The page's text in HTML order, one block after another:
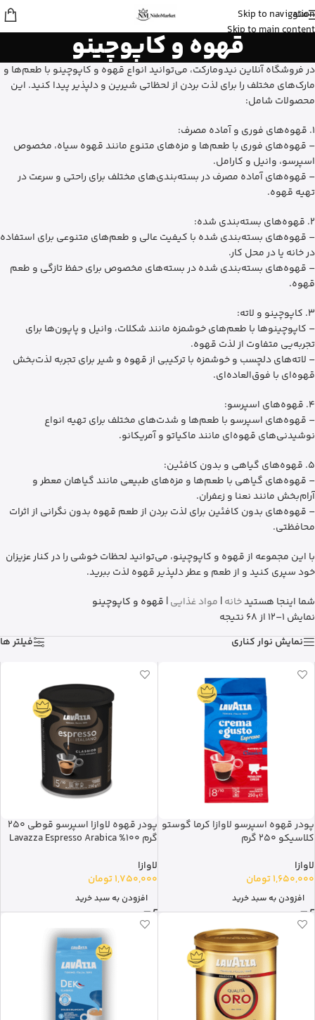
Skip to navigation
Skip to main content
منو
قهوه و کاپوچینو
در فروشگاه آنلاین نیدومارکت، می‌توانید انواع قهوه و کاپوچینو با طعم‌ها و
مارک‌های مختلف را برای لذت بردن از لحظاتی شیرین و دلپذیر پیدا کنید. این
محصولات شامل:
1. قهوه‌های فوری و آماده مصرف:
– قهوه‌های فوری با طعم‌ها و مزه‌های متنوع مانند قهوه سیاه، مخصوص
اسپرسو، وانیل و کارامل.
– قهوه‌های آماده مصرف در بسته‌بندی‌های مختلف برای راحتی و سرعت در
تهیه قهوه.
2. قهوه‌های بسته‌بندی شده:
– قهوه‌های بسته‌بندی شده با کیفیت عالی و طعم‌های متنوعی برای استفاده
در خانه یا در محل کار.
– قهوه‌های بسته‌بندی شده در بسته‌های مخصوص برای حفظ تازگی و طعم
قهوه.
3. کاپوچینو و لاته:
– کاپوچینوها با طعم‌های خوشمزه مانند شکلات، وانیل و پاپون‌ها برای
تجربه‌یی متفاوت از لذت قهوه.
– لاته‌های دلچسب و خوشمزه با ترکیبی از قهوه و شیر برای تجربه لذت‌بخش
قهوه‌ای با فوق‌العاده‌ای.
4. قهوه‌های اسپرسو:
– قهوه‌های اسپرسو با طعم‌ها و شدت‌های مختلف برای تهیه انواع
نوشیدنی‌های قهوه‌ای مانند ماکیاتو و آمریکانو.
5. قهوه‌های گیاهی و بدون کافئین:
– قهوه‌های گیاهی با طعم‌ها و مزه‌های طبیعی مانند گیاهان معطر و
آرام‌بخش مانند نعنا و زعفران.
– قهوه‌های بدون کافئین برای لذت بردن از طعم قهوه بدون نگرانی از اثرات
محافظتی.
با این مجموعه از قهوه و کاپوچینو، می‌توانید لحظات خوشی را در کنار عزیزان
خود سپری کنید و از طعم و عطر دلپذیر قهوه لذت ببرید.
شما اینجا هستیدخانه| مواد غذایی| قهوه و کاپوچینو
نمایش 1–12 از 68 نتیجه
نمایش نوار کناری
فیلتر ها
پودر قهوه اسپرسو لاوازا کرما گوستو
کلاسیکو 250 گرم
لاوازا
1,650,000تومان
افزودن به سبد خرید
پودر قهوه لاوازا اسپرسو قوطی 250
گرم 100% Lavazza Espresso Arabica
لاوازا
1,750,000 تومان
افزودن به سبد خرید
زهرااز گرگان
کپسول پریورین بایر آلمان رو خرید کرد